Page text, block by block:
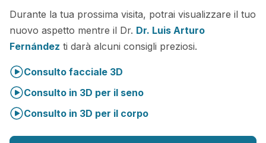
Durante la tua prossima visita, potrai visualizzare il tuo
nuovo aspetto mentre il Dr. Dr. Luis Arturo
Fernández ti darà alcuni consigli preziosi.
Consulto facciale 3D
Consulto in 3D per il seno
Consulto in 3D per il corpo